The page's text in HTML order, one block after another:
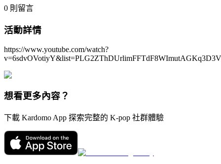
0 則留言
活動詳情
https://www.youtube.com/watch?
想看更多內容？
下載 Kardomo App 探索完整的 K-pop 社群體驗